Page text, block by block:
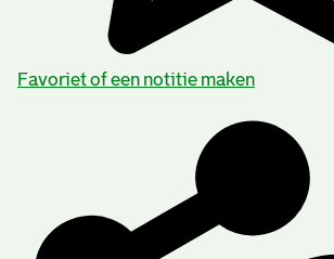
Favoriet of een notitie maken